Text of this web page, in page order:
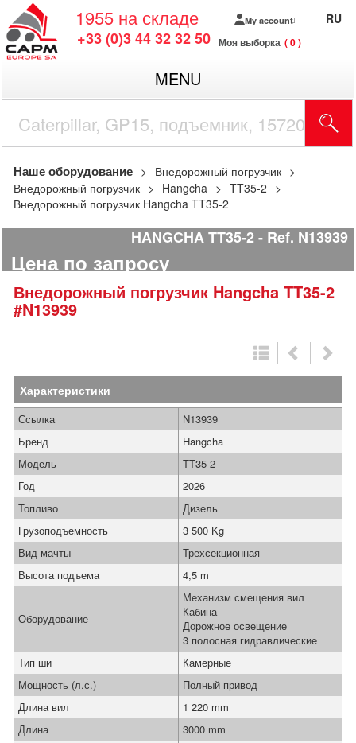
1955 на складе
+33 (0)3 44 32 32 50
My account
Моя выборка 0
RU
MENU
Наше оборудование
Внедорожный погрузчик
Внедорожный погрузчик
Hangcha
TT35-2
Внедорожный погрузчик Hangcha TT35-2
HANGCHA TT35-2 Ref. N13939
Цена по запросу
Внедорожный погрузчик Hangcha TT35-2
#N13939
Характеристики
Ссылка
N13939
Бренд
Hangcha
Модель
TT35-2
Год
2026
Топливо
Дизель
Грузоподъемность
3 500 Kg
Вид мачты
Трехсекционная
Высота подъема
4,5 m
Оборудование
Механизм смещения вил
Кабина
Дорожное освещение
3 полосная гидравлические
Тип ши
Камерные
Мощность (л.с.)
Полный привод
Длина вил
1 220 mm
Длина
3000 mm